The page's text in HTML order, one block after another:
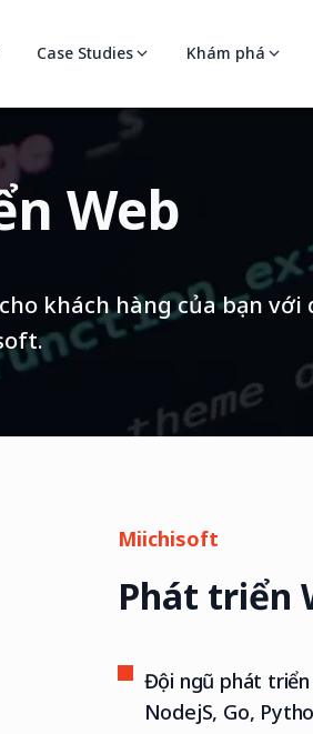
Case Studies Khám phá
Web
khách hàng của bạn với
Miichisoft
Phát triển
Đội ngũ phát triển
NodejS, Go,